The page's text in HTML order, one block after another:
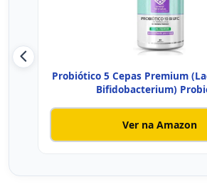
Probiótico 5 Cepas Premium
Bifidobacterium)
Ver na Amazon